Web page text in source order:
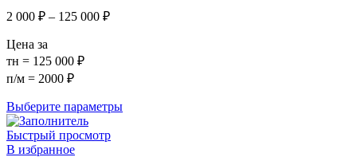
2 000 ₽ – 125 000 ₽
Цена за
тн = 125 000 ₽
п/м = 2000 ₽
Выберите параметры
Быстрый просмотр
В избранное